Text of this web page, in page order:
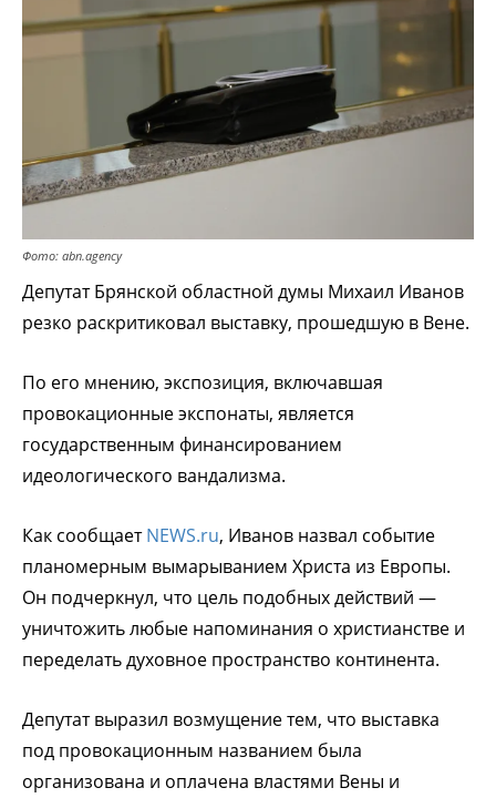
Фото: abn.agency
Депутат Брянской областной думы Михаил Иванов
резко раскритиковал выставку, прошедшую в Вене.
По его мнению, экспозиция, включавшая
провокационные экспонаты, является
государственным финансированием
идеологического вандализма.
Как сообщаетNEWS.ru, Иванов назвал событие
планомерным вымарыванием Христа из Европы.
Он подчеркнул, что цель подобных действий —
уничтожить любые напоминания о христианстве и
переделать духовное пространство континента.
Депутат выразил возмущение тем, что выставка
под провокационным названием была
организована и оплачена властями Вены и